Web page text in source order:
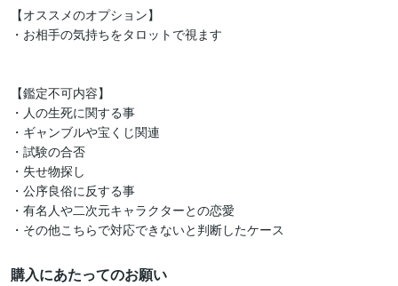
【オススメのオプション】
・お相手の気持ちをタロットで視ます
【鑑定不可内容】
・人の生死に関する事
・ギャンブルや宝くじ関連
・試験の合否
・失せ物探し
・公序良俗に反する事
・有名人や二次元キャラクターとの恋愛
・その他こちらで対応できないと判断したケース
購入にあたってのお願い